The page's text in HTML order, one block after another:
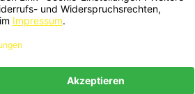
Power Elektrisch Trittbretter
Seitenstufen Für Mercedes G W463 19+
 Schnellansicht